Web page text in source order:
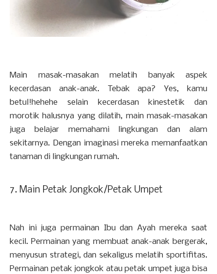
Main masak-masakan melatih banyak aspek
kecerdasan anak-anak. Tebak apa? Yes, kamu
betul!hehehe selain kecerdasan kinestetik dan
morotik halusnya yang dilatih, main masak-masakan
juga belajar memahami lingkungan dan alam
sekitarnya. Dengan imaginasi mereka memanfaatkan
tanaman di lingkungan rumah.
7. Main Petak Jongkok/Petak Umpet
Nah ini juga permainan Ibu dan Ayah mereka saat
kecil. Permainan yang membuat anak-anak bergerak,
menyusun strategi, dan sekaligus melatih sportifitas.
Permainan petak jongkok atau petak umpet juga bisa